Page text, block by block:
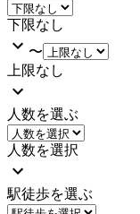
下限なし
〜
上限なし
人数を選ぶ
人数を選択
駅徒歩を選ぶ